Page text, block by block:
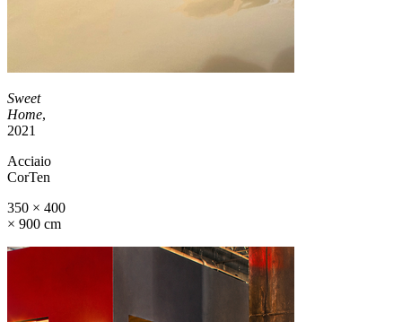
Sweet
Home,
2021
Acciaio
CorTen
350 × 400
× 900 cm